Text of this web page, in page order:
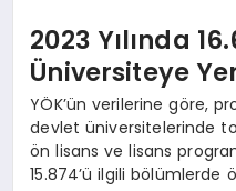
2023 Yılında
Üniversiteye
YÖK’ün verilerine göre,
devlet üniversitelerinde
ön lisans ve lisans
15.874’ü ilgili bölümlerde